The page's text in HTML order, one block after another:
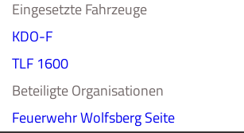
Eingesetzte Fahrzeuge
KDO-F
TLF 1600
Beteiligte Organisationen
Feuerwehr WolfsbergSeite